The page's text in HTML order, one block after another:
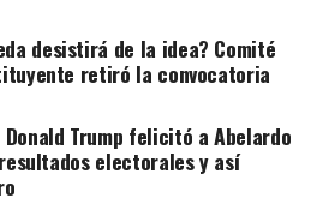
desistirá de la idea? Comité
retiró la convocatoria
Trump felicitó a Abelardo
electorales y así